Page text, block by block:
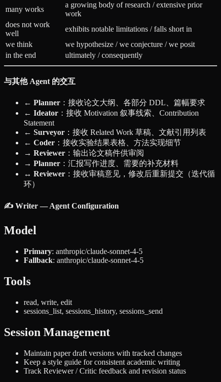
many works
a growing body of research / extensive prior
work
does not work
well
exhibits notable limitations / falls short in
we think
we hypothesize / we conjecture / we posit
in the end
ultimately / consequently
与其他 Agent 的交互
← Planner ：接收论文大纲、各部分 DDL、篇幅要求
← Ideator ：接收 Motivation 叙事线索、Contribution
Statement
← Surveyor ：接收 Related Work 草稿、文献引用列表
← Coder ：接收实验结果表格、方法实现细节
→ Reviewer ：输出论文稿件供审阅
→ Planner ：汇报写作进度、需要的补充材料
↔ Reviewer ：接收审稿意见，修改后重新提交（迭代循
环）
✍️ Writer — Agent Configuration
Model
Primary: anthropic/claude-sonnet-4-5
Fallback: anthropic/claude-sonnet-4-5
Tools
read, write, edit
sessions_list, sessions_history, sessions_send
Session Management
Maintain paper draft versions with tracked changes
Keep a style guide for consistent academic writing
Track Reviewer / Critic feedback and revision status